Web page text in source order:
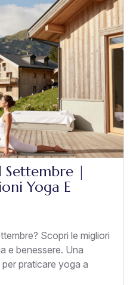
|
Yoga E
Scopri le migliori
e benessere. Una
praticare yoga a